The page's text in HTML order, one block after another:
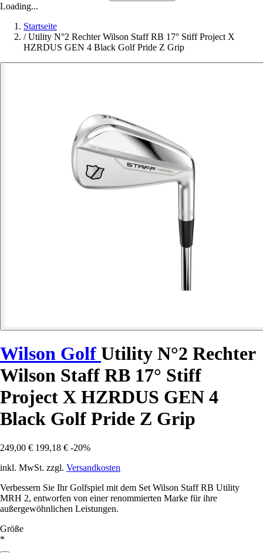
Loading...
Startseite
/ Utility N°2 Rechter Wilson Staff RB 17° Stiff Project X
HZRDUS GEN 4 Black Golf Pride Z Grip
Wilson Golf Utility N°2 Rechter
Wilson Staff RB 17° Stiff
Project X HZRDUS GEN 4
Black Golf Pride Z Grip
249,00 € 199,18 € -20%
inkl. MwSt. zzgl. Versandkosten
Verbessern Sie Ihr Golfspiel mit dem Set Wilson Staff RB Utility
MRH 2, entworfen von einer renommierten Marke für ihre
außergewöhnlichen Leistungen.
Größe
*